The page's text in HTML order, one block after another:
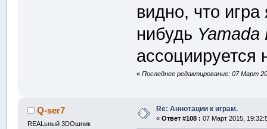
видно, что
нибудь Yamada
«Последнее редактирование: 07 Март
Q-ser7
REALьный 3DOшник
Re: Аннотации к играм.
« Ответ #108 : 07 Март 2015,